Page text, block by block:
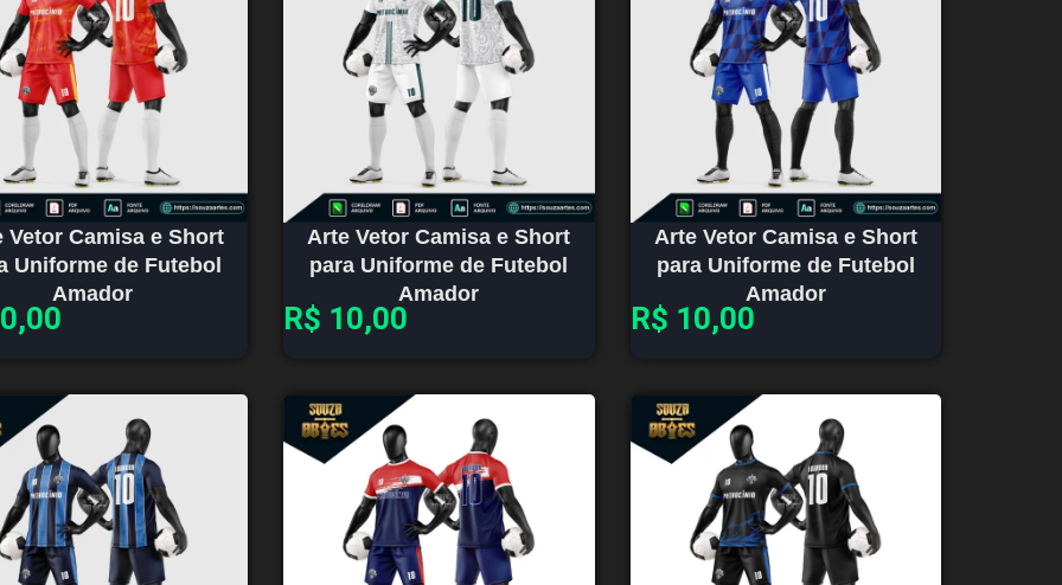
Vetor Camisa e Short
Uniforme de Futebol
Amador
Arte Vetor Camisa e Short
para Uniforme de Futebol
Amador
R$ 10,00
Arte Vetor Camisa e Short
para Uniforme de Futebol
Amador
R$ 10,00